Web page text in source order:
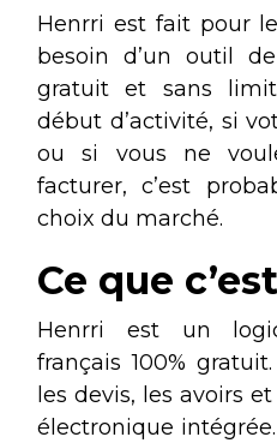
Henrri est fait pour
besoin d’un outil
gratuit et sans
début d’activité, si
ou si vous ne
facturer, c’est
choix du marché.
Ce que
Henrri est un
français 100%
les devis, les avoirs
électronique